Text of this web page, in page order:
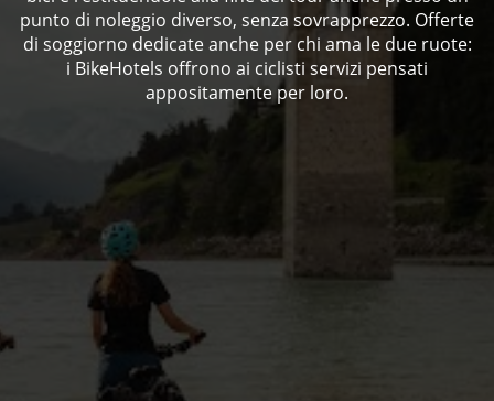
punto di noleggio diverso, senza sovrapprezzo. Offerte
di soggiorno dedicate anche per chi ama le due ruote:
i BikeHotels offrono ai ciclisti servizi pensati
appositamente per loro.